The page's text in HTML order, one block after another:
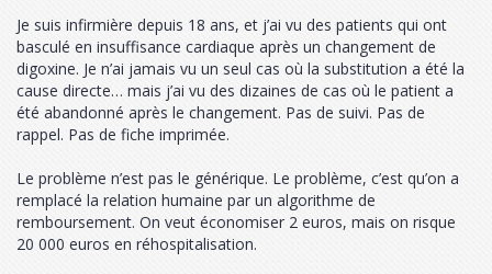
Je suis infirmière depuis 18 ans, et j’ai vu des patients qui ont
basculé en insuffisance cardiaque après un changement de
digoxine. Je n’ai jamais vu un seul cas où la substitution a été la
cause directe… mais j’ai vu des dizaines de cas où le patient a
été abandonné après le changement. Pas de suivi. Pas de
rappel. Pas de fiche imprimée.
Le problème n’est pas le générique. Le problème, c’est qu’on a
remplacé la relation humaine par un algorithme de
remboursement. On veut économiser 2 euros, mais on risque
20 000 euros en réhospitalisation.